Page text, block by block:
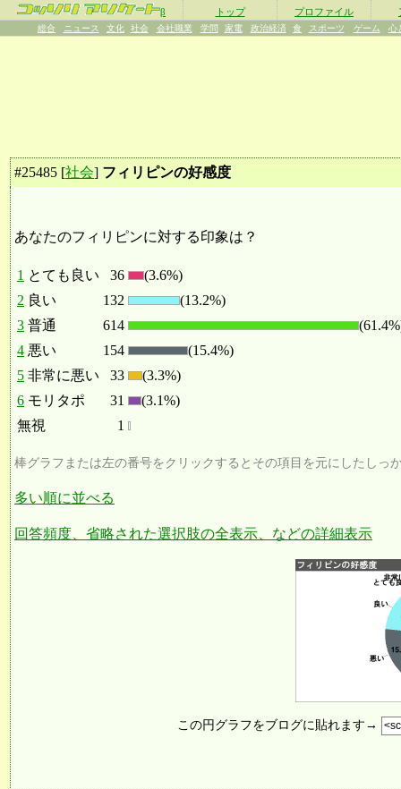
β トップ プロファイル
総合 ニュース 文化 社会 会社職業 学問 家電 政治経済 食 スポーツ ゲーム 心
#25485 [社会] フィリピンの好感度
あなたのフィリピンに対する印象は？
1 とても良い 36
(3.6%)
2 良い 132
(13.2%)
3 普通 614
4 悪い 154
(15.4%)
5 非常に悪い 33
(3.3%)
6 モリタポ 31
(3.1%)
無視
1
棒グラフまたは左の番号をクリックするとその項目を元にしたしっ
多い順に並べる
回答頻度、省略された選択肢の全表示、などの詳細表示
この円グラフをブログに貼れます→